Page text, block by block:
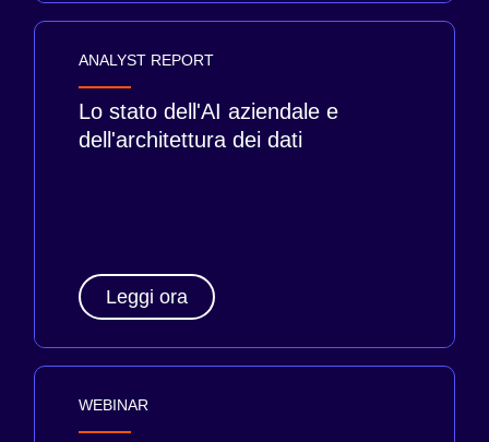
ANALYST REPORT
Lo stato dell'AI aziendale e
dell'architettura dei dati
Leggi ora
WEBINAR